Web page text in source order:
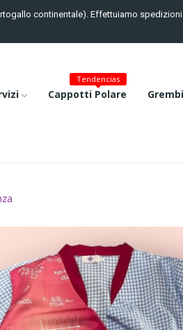
continentale). Effettuiamo
Cappotti Polare
Tendencias